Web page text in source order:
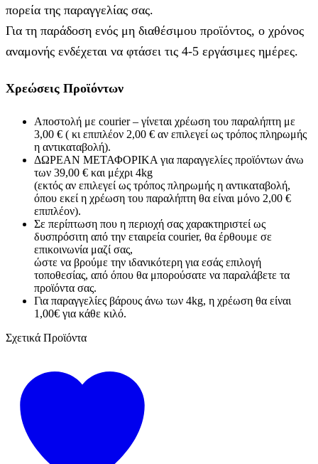
πορεία της παραγγελίας σας.
Για τη παράδοση ενός μη διαθέσιμου προϊόντος, ο χρόνος
αναμονής ενδέχεται να φτάσει τις 4-5 εργάσιμες ημέρες.
Χρεώσεις Προϊόντων
Αποστολή με courier – γίνεται χρέωση του παραλήπτη με
3,00 € ( κι επιπλέον 2,00 € αν επιλεγεί ως τρόπος πληρωμής
η αντικαταβολή).
ΔΩΡΕΑΝ ΜΕΤΑΦΟΡΙΚΑ για παραγγελίες προϊόντων άνω
των 39,00 € και μέχρι 4kg
(εκτός αν επιλεγεί ως τρόπος πληρωμής η αντικαταβολή,
όπου εκεί η χρέωση του παραλήπτη θα είναι μόνο 2,00 €
επιπλέον).
Σε περίπτωση που η περιοχή σας χαρακτηριστεί ως
δυσπρόσιτη από την εταιρεία courier, θα έρθουμε σε
επικοινωνία μαζί σας,
ώστε να βρούμε την ιδανικότερη για εσάς επιλογή
τοποθεσίας, από όπου θα μπορούσατε να παραλάβετε τα
προϊόντα σας.
Για παραγγελίες βάρους άνω των 4kg, η χρέωση θα είναι
1,00€ για κάθε κιλό.
Σχετικά Προϊόντα